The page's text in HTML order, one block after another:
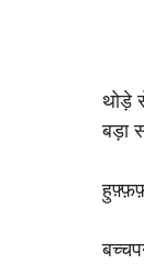
थोड़े
बड़ा